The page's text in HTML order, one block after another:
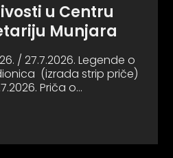
u Centru
Munjara
/ 27.7.2026. Legende o
(izrada strip priče)
Priča o…